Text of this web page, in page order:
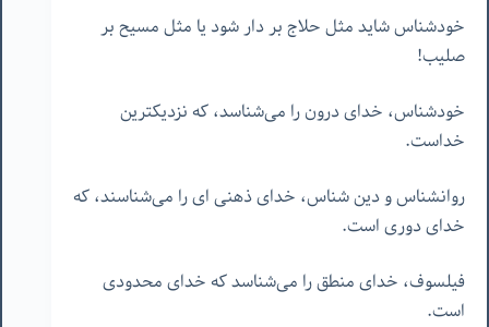
خودشناس شاید مثل حلاج بر دار شود یا مثل مسیح بر
صلیب!
خودشناس، خدای درون را می‌شناسد، که نزدیکترین
خداست.
روانشناس و دین شناس، خدای ذهنی ای را می‌شناسند، که
خدای دوری است.
فیلسوف، خدای منطق را می‌شناسد که خدای محدودی
است.